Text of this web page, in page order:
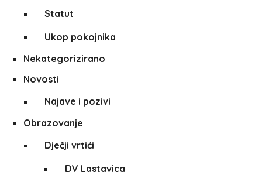
Statut
Ukop pokojnika
Nekategorizirano
Novosti
Najave i pozivi
Obrazovanje
Dječji vrtići
DV Lastavica